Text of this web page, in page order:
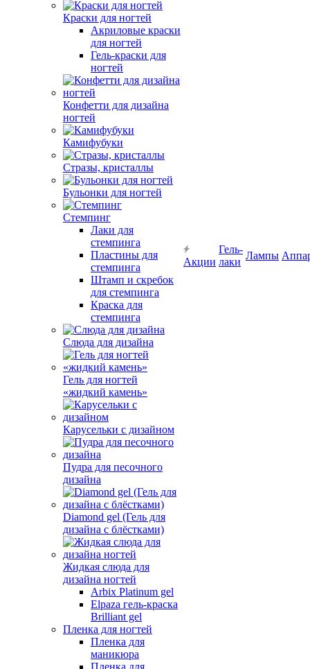
Краски для ногтей
Акриловые краски
для ногтей
Гель-краски для
ногтей
Конфетти для дизайна
ногтей
Камифубуки
Стразы, кристаллы
Бульонки для ногтей
Стемпинг
Лаки для
стемпинга
Пластины для
стемпинга
Штамп и скребок
для стемпинга
Краска для
стемпинга
Слюда для дизайна
Гель для ногтей
«жидкий камень»
Карусельки с дизайном
Пудра для песочного
дизайна
Diamond gel (Гель для
дизайна с блёстками)
Жидкая слюда для
дизайна ногтей
Arbix Platinum gel
Elpaza гель-краска
Brilliant gel
Пленка для ногтей
Пленка для
маникюра
Пленка для
Акции
Гель-
лаки
Лампы